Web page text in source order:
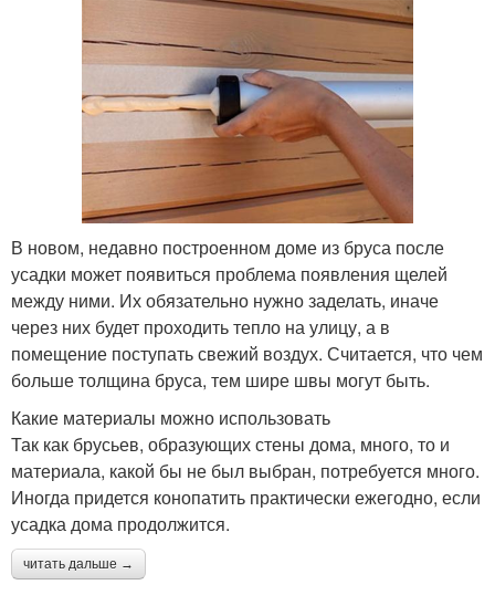
В новом, недавно построенном доме из бруса после
усадки может появиться проблема появления щелей
между ними. Их обязательно нужно заделать, иначе
через них будет проходить тепло на улицу, а в
помещение поступать свежий воздух. Считается, что чем
больше толщина бруса, тем шире швы могут быть.
Какие материалы можно использовать
Так как брусьев, образующих стены дома, много, то и
материала, какой бы не был выбран, потребуется много.
Иногда придется конопатить практически ежегодно, если
усадка дома продолжится.
читать дальше →